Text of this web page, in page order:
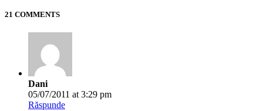
21 COMMENTS
Dani
05/07/2011 at 3:29 pm
Răspunde